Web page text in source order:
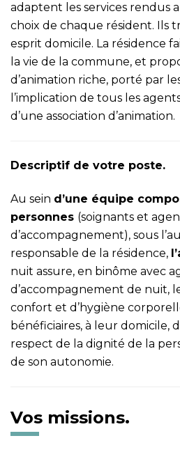
adaptent les services rendus
choix de chaque résident. Ils
esprit domicile. La résidence
la vie de la commune, et
d’animation riche, porté par
l’implication de tous les
d’une association d’animation.
Descriptif de votre poste.
Au sein d’une équipe
personnes (soignants et
d’accompagnement), sous
responsable de la résidence,
nuit assure, en binôme avec
d’accompagnement de nuit,
confort et d’hygiène
bénéficiaires, à leur domicile,
respect de la dignité de la
de son autonomie.
Vos missions.